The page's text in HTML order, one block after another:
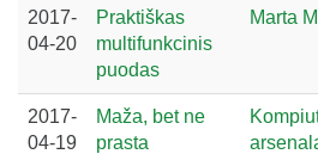
2017-
04-20
Praktiškas
multifunkcinis
puodas
Marta
2017-
04-19
Maža, bet ne
prasta